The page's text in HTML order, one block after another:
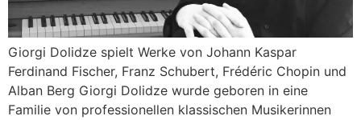
Giorgi Dolidze spielt Werke von Johann Kaspar
Ferdinand Fischer, Franz Schubert, Frédéric Chopin und
Alban Berg Giorgi Dolidze wurde geboren in eine
Familie von professionellen klassischen Musikerinnen